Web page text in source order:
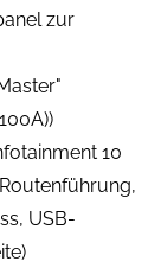
zur
10
USB-